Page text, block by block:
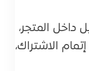
المتجر،
الاشتراك،